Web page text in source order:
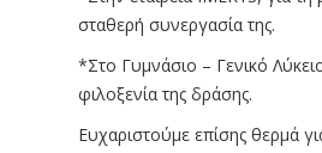
σταθερή συνεργασία της.
*Στο Γυμνάσιο – Γενικό
φιλοξενία της δράσης.
Ευχαριστούμε επίσης θερμά